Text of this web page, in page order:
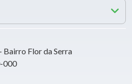
Bairro Flor da Serra
000